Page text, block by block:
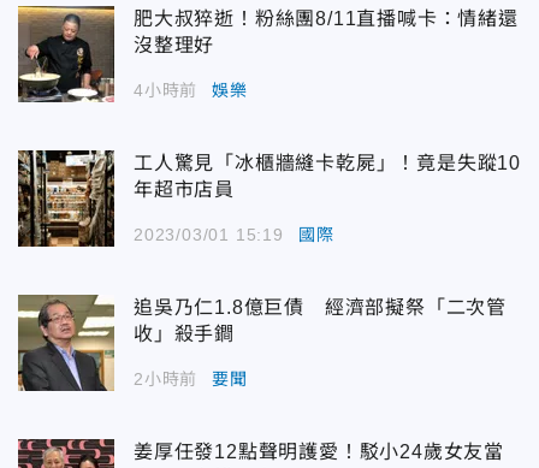
肥大叔猝逝！粉絲團8/11直播喊卡：情緒還
沒整理好
4小時前 娛樂
工人驚見「冰櫃牆縫卡乾屍」！竟是失蹤10
年超市店員
2023/03/01 15:19 國際
追吳乃仁1.8億巨債 經濟部擬祭「二次管
收」殺手鐧
2小時前 要聞
姜厚任發12點聲明護愛！駁小24歲女友當